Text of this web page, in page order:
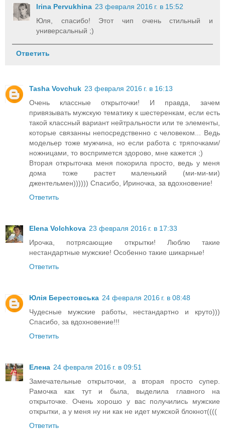
Irina Pervukhina 23 февраля 2016 г. в 15:52
Юля, спасибо! Этот чип очень стильный и
универсальный ;)
Ответить
Tasha Vovchuk 23 февраля 2016 г. в 16:13
Очень классные открыточки! И правда, зачем
привязывать мужскую тематику к шестеренкам, если есть
такой классный вариант нейтральности или те элементы,
которые связанны непосредственно с человеком... Ведь
модельер тоже мужчина, но если работа с тряпочками/
ножницами, то воспримется здорово, мне кажется ;)
Вторая открыточка меня покорила просто, ведь у меня
дома тоже растет маленький (ми-ми-ми)
джентельмен)))))) Спасибо, Ириночка, за вдохновение!
Ответить
Elena Volchkova 23 февраля 2016 г. в 17:33
Ирочка, потрясающие открытки! Люблю такие
нестандартные мужские! Особенно такие шикарные!
Ответить
Юлія Берестовська 24 февраля 2016 г. в 08:48
Чудесные мужские работы, нестандартно и круто)))
Спасибо, за вдохновение!!!
Ответить
Елена 24 февраля 2016 г. в 09:51
Замечательные открыточки, а вторая просто супер.
Рамочка как тут и была, выделила главного на
открыточке. Очень хорошо у вас получились мужские
открытки, а у меня ну ни как не идет мужской блокнот((((
Ответить